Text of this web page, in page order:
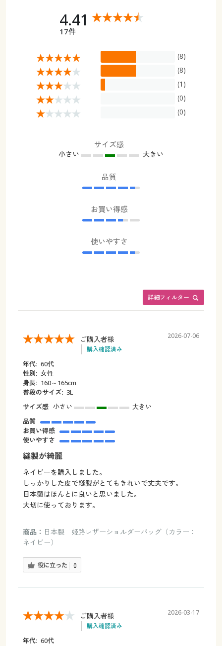
4.41
17件
(8)
(8)
(1)
(0)
(0)
サイズ感
小さい 大きい
品質
お買い得感
使いやすさ
詳細フィルター
ご購入者様
購入確認済み
2026-07-06
年代: 60代
性別: 女性
身長: 160～165cm
普段のサイズ: 3L
サイズ感 小さい
大きい
品質
お買い得感
使いやすさ
縫製が綺麗
ネイビーを購入しました。
しっかりした皮で縫製がとてもきれいで丈夫です。
日本製はほんとに良いと思いました。
大切に使っております。
商品： 日本製 姫路レザーショルダーバッグ（カラー：
ネイビー）
役に立った 0
ご購入者様
購入確認済み
2026-03-17
年代: 60代